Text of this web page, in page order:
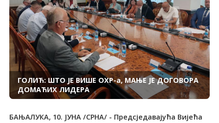
ГОЛИЋ: ШТО ЈЕ ВИШЕ ОХР-а, МАЊЕ ЈЕ ДОГОВОРА
ДОМАЋИХ ЛИДЕРА
БАЊАЛУКА, 10. ЈУНА /СРНА/ - Предсједавајућа Вијећа